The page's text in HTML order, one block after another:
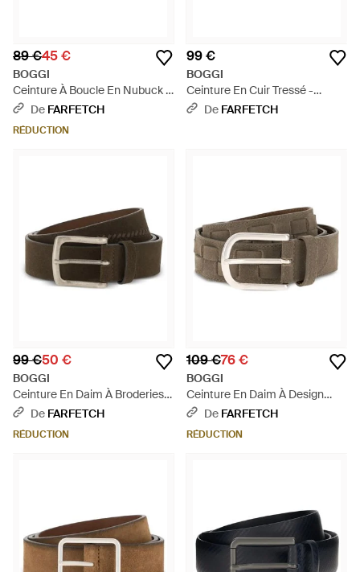
89 €45 €
BOGGI
Ceinture À Boucle En Nubuck -
Marron
De FARFETCH
RÉDUCTION
99 €
BOGGI
Ceinture En Cuir Tressé -
Neutre
De FARFETCH
99 €50 €
BOGGI
Ceinture En Daim À Broderies -
Marron
De FARFETCH
RÉDUCTION
109 €76 €
BOGGI
Ceinture En Daim À Design
Tressé - Marron
De FARFETCH
RÉDUCTION